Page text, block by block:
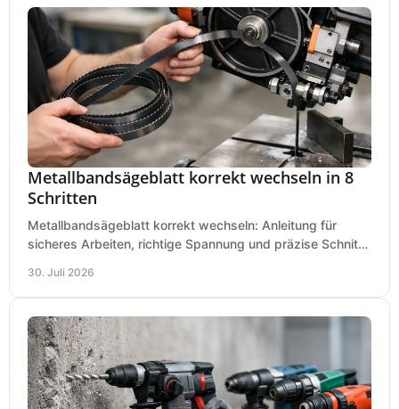
Metallbandsägeblatt korrekt wechseln in 8
Schritten
Metallbandsägeblatt korrekt wechseln: Anleitung für
sicheres Arbeiten, richtige Spannung und präzise Schnitte
30. Juli 2026